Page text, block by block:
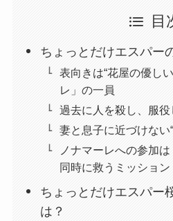
目
ちょっとだけエスパー
表向きは“花屋の優し
レ」の一員
過去に人を殺し、服役
妻と息子に近づけない
ノナマーレへの参加
同時に救うミッション
ちょっとだけエスパー
は？